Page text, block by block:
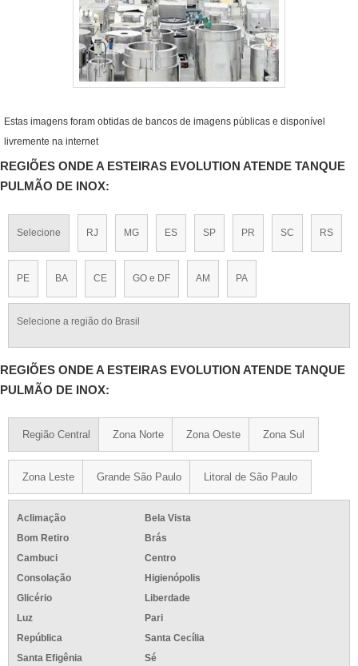
Estas imagens foram obtidas de bancos de imagens públicas e disponível
livremente na internet
REGIÕES ONDE A ESTEIRAS EVOLUTION ATENDE TANQUE
PULMÃO DE INOX:
Selecione RJ MG ES SP PR SC RS
PE BA CE GO e DF AM PA
Selecione a região do Brasil
REGIÕES ONDE A ESTEIRAS EVOLUTION ATENDE TANQUE
PULMÃO DE INOX:
Região Central Zona Norte Zona Oeste Zona Sul
Zona Leste Grande São Paulo Litoral de São Paulo
Aclimação
Bela Vista
Bom Retiro
Brás
Cambuci
Centro
Consolação
Higienópolis
Glicério
Liberdade
Luz
Pari
República
Santa Cecília
Santa Efigênia
Sé